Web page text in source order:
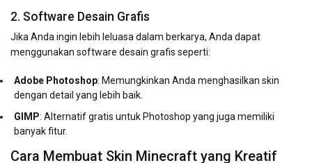
2. Software Desain Grafis
Jika Anda ingin lebih leluasa dalam berkarya, Anda dapat
menggunakan software desain grafis seperti:
Adobe Photoshop: Memungkinkan Anda menghasilkan skin
dengan detail yang lebih baik.
GIMP: Alternatif gratis untuk Photoshop yang juga memiliki
banyak fitur.
Cara Membuat Skin Minecraft yang Kreatif